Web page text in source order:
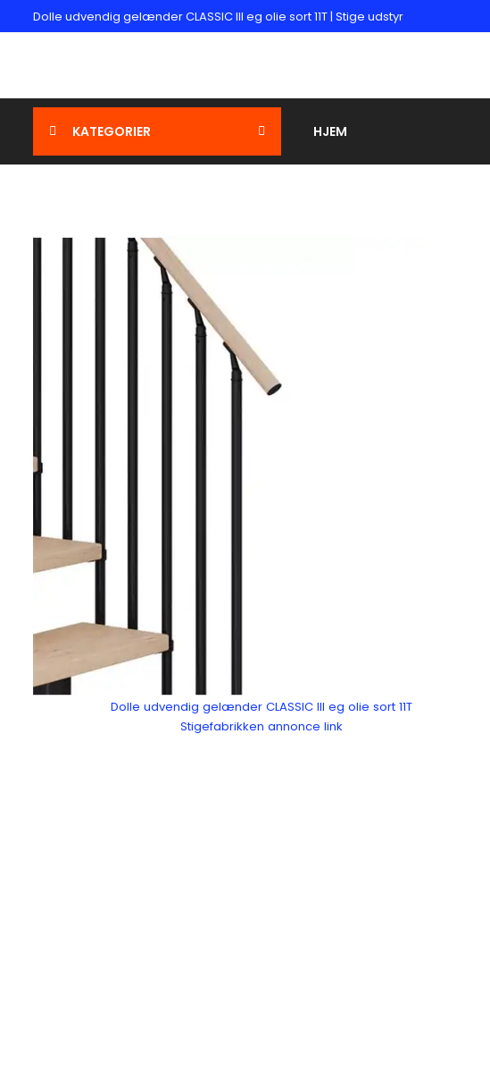
Dolle udvendig gelænder CLASSIC lll eg olie sort 11T | Stige udstyr
KATEGORIER HJEM
Dolle udvendig gelænder CLASSIC lll eg olie sort 11T
Stigefabrikken annonce link